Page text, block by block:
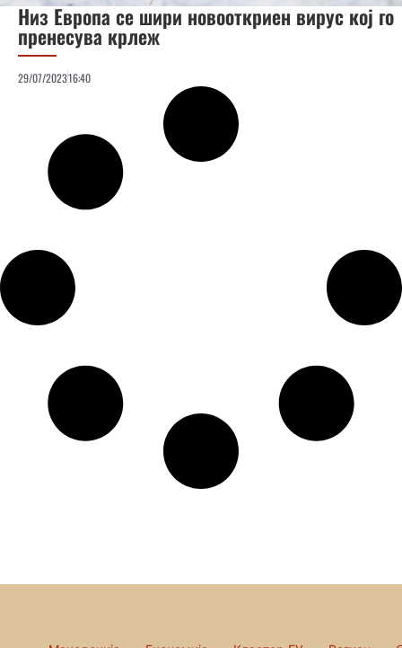
Низ Европа се шири новооткриен вирус кој го
пренесува крлеж
29/07/202316:40